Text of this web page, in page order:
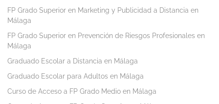
FP Grado Superior en Marketing y Publicidad a Distancia en
Málaga
FP Grado Superior en Prevención de Riesgos Profesionales en
Málaga
Graduado Escolar a Distancia en Málaga
Graduado Escolar para Adultos en Málaga
Curso de Acceso a FP Grado Medio en Málaga